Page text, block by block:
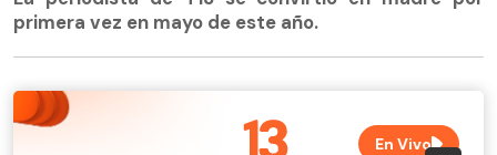
primera vez en mayo de este año.